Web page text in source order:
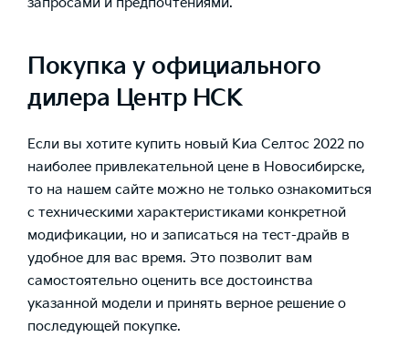
запросами и предпочтениями.
Покупка у официального
дилера Центр НСК
Если вы хотите купить новый Киа Селтос 2022 по
наиболее привлекательной цене в Новосибирске,
то на нашем сайте можно не только ознакомиться
с техническими характеристиками конкретной
модификации, но и записаться на тест-драйв в
удобное для вас время. Это позволит вам
самостоятельно оценить все достоинства
указанной модели и принять верное решение о
последующей покупке.